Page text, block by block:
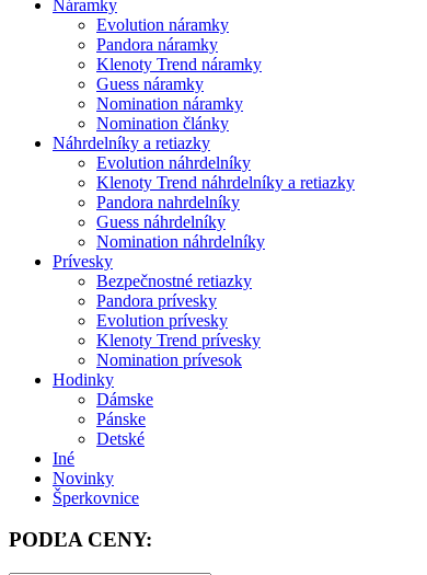
Náramky
Evolution náramky
Pandora náramky
Klenoty Trend náramky
Guess náramky
Nomination náramky
Nomination články
Náhrdelníky a retiazky
Evolution náhrdelníky
Klenoty Trend náhrdelníky a retiazky
Pandora nahrdelníky
Guess náhrdelníky
Nomination náhrdelníky
Prívesky
Bezpečnostné retiazky
Pandora prívesky
Evolution prívesky
Klenoty Trend prívesky
Nomination prívesok
Hodinky
Dámske
Pánske
Detské
Iné
Novinky
Šperkovnice
PODĽA CENY: